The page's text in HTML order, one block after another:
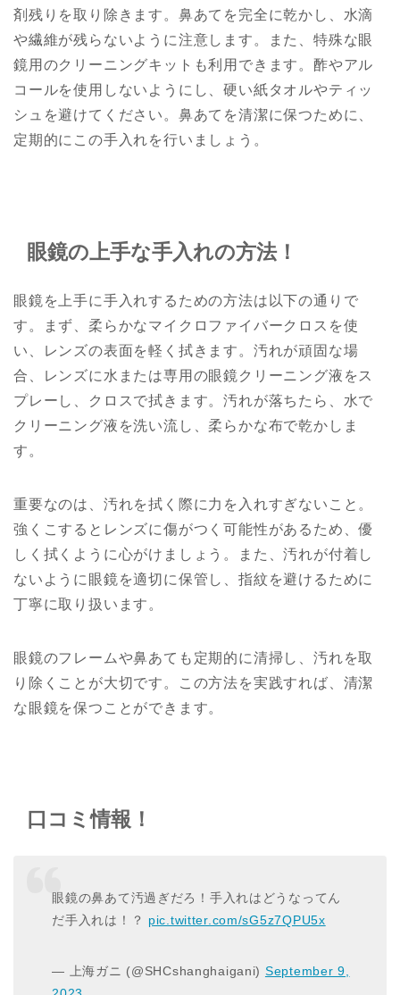
剤残りを取り除きます。鼻あてを完全に乾かし、水滴
や繊維が残らないように注意します。また、特殊な眼
鏡用のクリーニングキットも利用できます。酢やアル
コールを使用しないようにし、硬い紙タオルやティッ
シュを避けてください。鼻あてを清潔に保つために、
定期的にこの手入れを行いましょう。
眼鏡の上手な手入れの方法！
眼鏡を上手に手入れするための方法は以下の通りで
す。まず、柔らかなマイクロファイバークロスを使
い、レンズの表面を軽く拭きます。汚れが頑固な場
合、レンズに水または専用の眼鏡クリーニング液をス
プレーし、クロスで拭きます。汚れが落ちたら、水で
クリーニング液を洗い流し、柔らかな布で乾かしま
す。
重要なのは、汚れを拭く際に力を入れすぎないこと。
強くこするとレンズに傷がつく可能性があるため、優
しく拭くように心がけましょう。また、汚れが付着し
ないように眼鏡を適切に保管し、指紋を避けるために
丁寧に取り扱います。
眼鏡のフレームや鼻あても定期的に清掃し、汚れを取
り除くことが大切です。この方法を実践すれば、清潔
な眼鏡を保つことができます。
口コミ情報！
眼鏡の鼻あて汚過ぎだろ！手入れはどうなってん
だ手入れは！？ pic.twitter.com/sG5z7QPU5x
— 上海ガニ (@SHCshanghaigani) September 9,